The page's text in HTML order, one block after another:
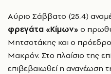
Αύριο Σάββατο (25.4)
φρεγάτα «Κίμων» ο
Μητσοτάκης και ο
Μακρόν. Στο πλαίσιο της
επιβεβαιωθεί η ανανέωση